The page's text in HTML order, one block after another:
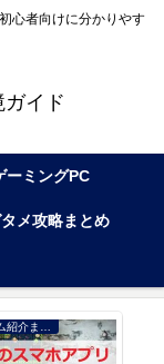
心者向けに分かりやす
イド
ーミングPC
メ攻略まとめ